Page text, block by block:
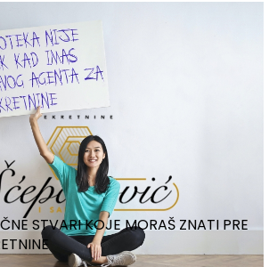
STVARI KOJE MORAŠ ZNATI PRE